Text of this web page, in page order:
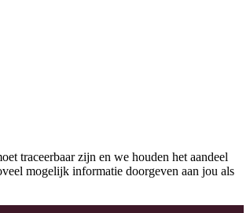
traceerbaar zijn en we houden het aandeel
mogelijk informatie doorgeven aan jou als